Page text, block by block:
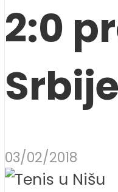
2:0
03/02/2018